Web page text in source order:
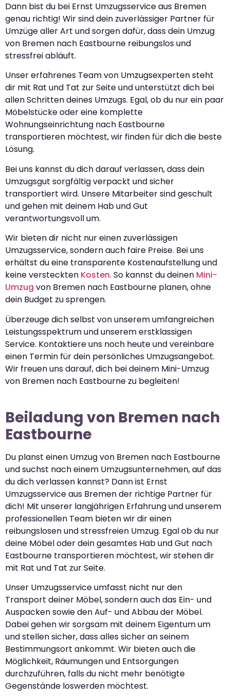
Dann bist du bei Ernst Umzugsservice aus Bremen
genau richtig! Wir sind dein zuverlässiger Partner für
Umzüge aller Art und sorgen dafür, dass dein Umzug
von Bremen nach Eastbourne reibungslos und
stressfrei abläuft.
Unser erfahrenes Team von Umzugsexperten steht
dir mit Rat und Tat zur Seite und unterstützt dich bei
allen Schritten deines Umzugs. Egal, ob du nur ein paar
Möbelstücke oder eine komplette
Wohnungseinrichtung nach Eastbourne
transportieren möchtest, wir finden für dich die beste
Lösung.
Bei uns kannst du dich darauf verlassen, dass dein
Umzugsgut sorgfältig verpackt und sicher
transportiert wird. Unsere Mitarbeiter sind geschult
und gehen mit deinem Hab und Gut
verantwortungsvoll um.
Wir bieten dir nicht nur einen zuverlässigen
Umzugsservice, sondern auch faire Preise. Bei uns
erhältst du eine transparente Kostenaufstellung und
keine versteckten Kosten. So kannst du deinen Mini-
Umzug von Bremen nach Eastbourne planen, ohne
dein Budget zu sprengen.
Überzeuge dich selbst von unserem umfangreichen
Leistungsspektrum und unserem erstklassigen
Service. Kontaktiere uns noch heute und vereinbare
einen Termin für dein persönliches Umzugsangebot.
Wir freuen uns darauf, dich bei deinem Mini-Umzug
von Bremen nach Eastbourne zu begleiten!
Beiladung von Bremen nach
Eastbourne
Du planst einen Umzug von Bremen nach Eastbourne
und suchst nach einem Umzugsunternehmen, auf das
du dich verlassen kannst? Dann ist Ernst
Umzugsservice aus Bremen der richtige Partner für
dich! Mit unserer langjährigen Erfahrung und unserem
professionellen Team bieten wir dir einen
reibungslosen und stressfreien Umzug. Egal ob du nur
deine Möbel oder dein gesamtes Hab und Gut nach
Eastbourne transportieren möchtest, wir stehen dir
mit Rat und Tat zur Seite.
Unser Umzugsservice umfasst nicht nur den
Transport deiner Möbel, sondern auch das Ein- und
Auspacken sowie den Auf- und Abbau der Möbel.
Dabei gehen wir sorgsam mit deinem Eigentum um
und stellen sicher, dass alles sicher an seinem
Bestimmungsort ankommt. Wir bieten auch die
Möglichkeit, Räumungen und Entsorgungen
durchzuführen, falls du nicht mehr benötigte
Gegenstände loswerden möchtest.